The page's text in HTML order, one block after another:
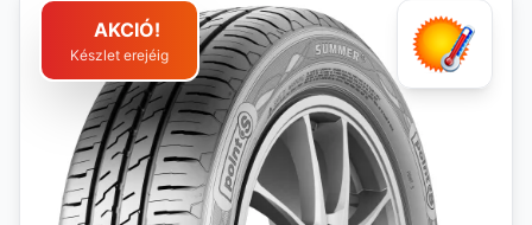
AKCIÓ!
Készlet erejéig